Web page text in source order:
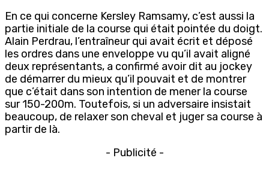
En ce qui concerne Kersley Ramsamy, c’est aussi la
partie initiale de la course qui était pointée du doigt.
Alain Perdrau, l’entraîneur qui avait écrit et déposé
les ordres dans une enveloppe vu qu’il avait aligné
deux représentants, a confirmé avoir dit au jockey
de démarrer du mieux qu’il pouvait et de montrer
que c’était dans son intention de mener la course
sur 150-200m. Toutefois, si un adversaire insistait
beaucoup, de relaxer son cheval et juger sa course à
partir de là.
- Publicité -